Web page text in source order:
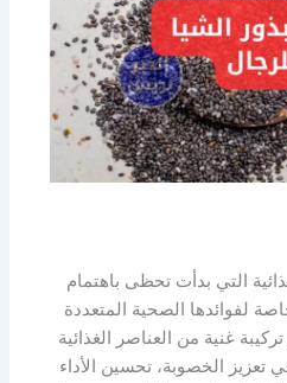
التي بدأت تحظى باهتمام
لفوائدها الصحية المتعددة
غنية من العناصر الغذائية
تعزيز الخصوبة، تحسين الأداء